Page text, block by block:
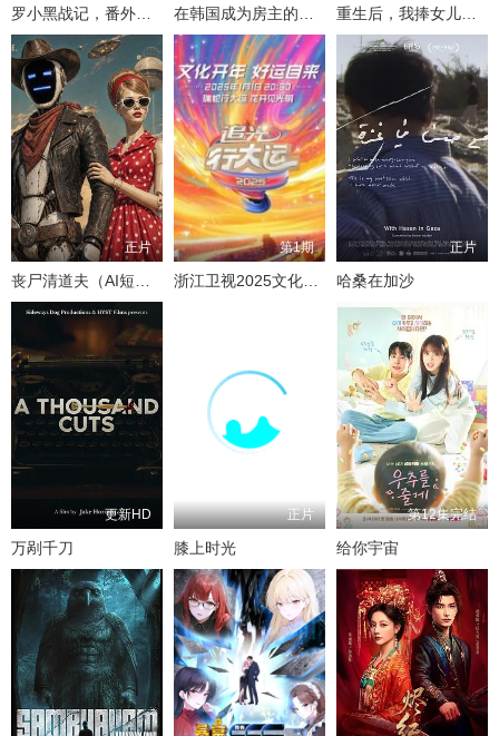
罗小黑战记，番外MV晚安喵 在韩国成为房主的方法 重生后，我捧女儿踏山巅
正片
丧尸清道夫（AI短片）
第1期
浙江卫视2025文化开年·追光行大运
正片
哈桑在加沙
更新HD
万剐千刀
正片
膝上时光
第12集完结
给你宇宙